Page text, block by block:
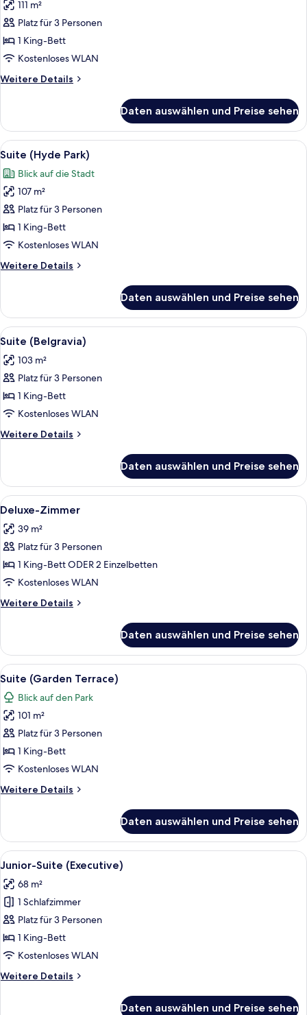
Suite
(Dorchester)
anzeigen
111 m²
Platz für 3 Personen
1 King-Bett
Kostenloses WLAN
Weitere Details
Weitere
(Dorchester)
Daten auswählen und Preise sehen
Alle
Fotos
für
Suite
(Hyde
Park)
anzeigen
Ein stilvoll eingerichtetes
13
Suite (Hyde Park)
Blick auf die Stadt
107 m²
Platz für 3 Personen
1 King-Bett
Kostenloses WLAN
Weitere Details
Weitere
(Hyde
Park)
Daten auswählen und Preise sehen
Alle
Fotos
für
Suite
(Belgravia)
anzeigen
Ein stilvoll eingerichtetes
16
Suite (Belgravia)
103 m²
Platz für 3 Personen
1 King-Bett
Kostenloses WLAN
Weitere Details
Weitere
(Belgravia)
Daten auswählen und Preise sehen
Alle
Fotos
für
Deluxe-
Zimmer
anzeigen
Ein Schlafzimmer mit einem Bett,
10
Deluxe-Zimmer
39 m²
Platz für 3 Personen
1 King-Bett ODER 2 Einzelbetten
Kostenloses WLAN
Weitere Details
Weitere
Zimmer
Daten auswählen und Preise sehen
Alle
Fotos
für
Suite
(Garden
Terrace)
anzeigen
Ein gut beleuchtetes Wohnzimmer
8
Suite (Garden Terrace)
Blick auf den Park
101 m²
Platz für 3 Personen
1 King-Bett
Kostenloses WLAN
Weitere Details
Weitere
(Garden
Terrace)
Daten auswählen und Preise sehen
Alle
Fotos
für
Junior-
Suite
(Executive)
anzeigen
Ein Schlafzimmer mit einem großen
7
Junior-Suite (Executive)
68 m²
1 Schlafzimmer
Platz für 3 Personen
1 King-Bett
Kostenloses WLAN
Weitere Details
Weitere
Daten auswählen und Preise sehen